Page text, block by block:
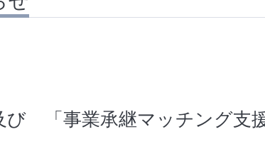
び 「事業承継マッチング支